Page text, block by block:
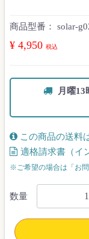
商品型番： solar-
¥ 4,950 税込
月曜13
この商品の送料
適格請求書（イ
※ご希望の場合は「お問
数量